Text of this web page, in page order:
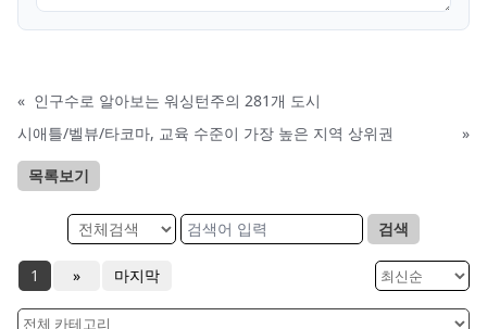
« 인구수로 알아보는 워싱턴주의 281개 도시
시애틀/벨뷰/타코마, 교육 수준이 가장 높은 지역 상위권
»
목록보기
검색
1 » 마지막